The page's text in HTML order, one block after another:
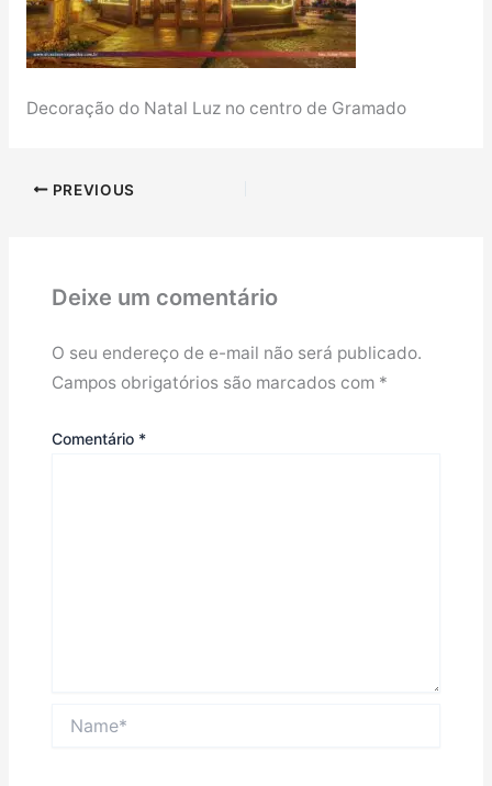
Decoração do Natal Luz no centro de Gramado
PREVIOUS
Deixe um comentário
O seu endereço de e-mail não será publicado.
Campos obrigatórios são marcados com *
Comentário *